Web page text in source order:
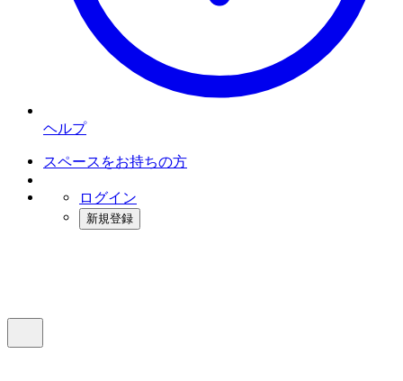
ヘルプ
スペースをお持ちの方
ログイン
新規登録